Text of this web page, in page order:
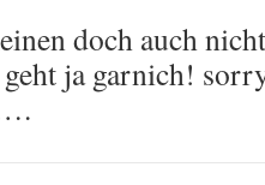
doch auch
ja garnich!